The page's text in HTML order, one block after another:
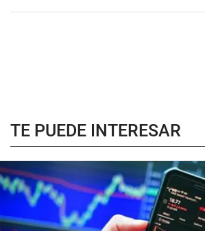
TE PUEDE INTERESAR